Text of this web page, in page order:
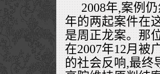
2008年,案例
年的两起案件在
是周正龙案。那
在2007年12月被
的社会反响,最终